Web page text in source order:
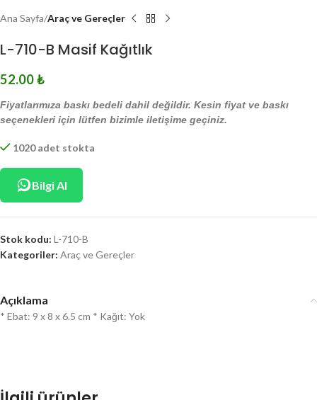
Ana Sayfa Araç ve Gereçler
L-710-B Masif Kağıtlık
52.00₺
Fiyatlarımıza baskı bedeli dahil değildir. Kesin fiyat ve baskı
seçenekleri için lütfen bizimle iletişime geçiniz.
1020 adet stokta
Bilgi Al
Stok kodu: L-710-B
Kategoriler: Araç ve Gereçler
Açıklama
* Ebat: 9 x 8 x 6.5 cm * Kağıt: Yok